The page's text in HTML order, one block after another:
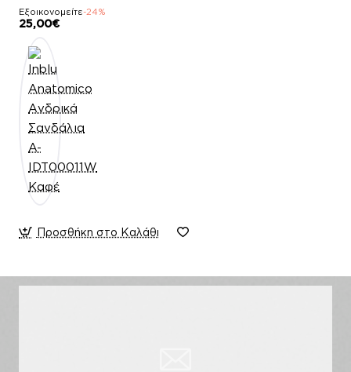
Εξοικονομείτε-24%
25,00€
Προσθήκη στο Καλάθι